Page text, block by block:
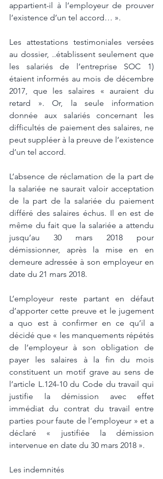
appartient-il à l’employeur de prouver
l’existence d’un tel accord… ».
Les attestations testimoniales versées
au dossier, ..établissent seulement que
les salariés de l’entreprise SOC 1)
étaient informés au mois de décembre
2017, que les salaires « auraient du
retard ». Or, la seule information
donnée aux salariés concernant les
difficultés de paiement des salaires, ne
peut suppléer à la preuve de l’existence
d’un tel accord.
L’absence de réclamation de la part de
la salariée ne saurait valoir acceptation
de la part de la salariée du paiement
différé des salaires échus. Il en est de
même du fait que la salariée a attendu
jusqu’au 30 mars 2018 pour
démissionner, après la mise en en
demeure adressée à son employeur en
date du 21 mars 2018.
L’employeur reste partant en défaut
d’apporter cette preuve et le jugement
a quo est à confirmer en ce qu’il a
décidé que « les manquements répétés
de l’employeur à son obligation de
payer les salaires à la fin du mois
constituent un motif grave au sens de
l’article L.124-10 du Code du travail qui
justifie la démission avec effet
immédiat du contrat du travail entre
parties pour faute de l’employeur » et a
déclaré « justifiée la démission
intervenue en date du 30 mars 2018 ».
Les indemnités